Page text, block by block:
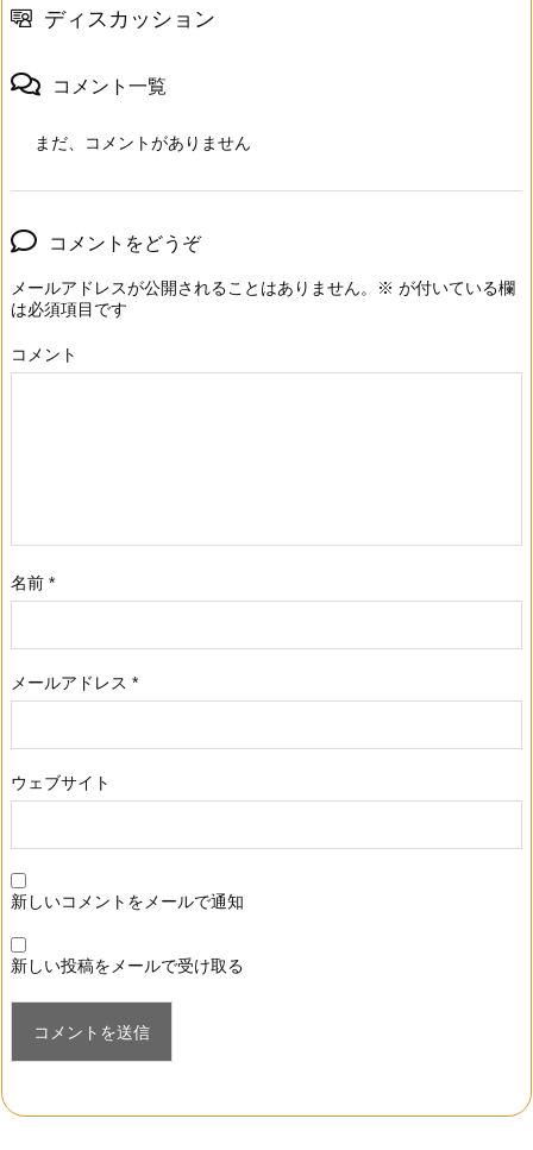
ディスカッション
コメント一覧
まだ、コメントがありません
コメントをどうぞ
メールアドレスが公開されることはありません。 ※ が付いている欄
は必須項目です
コメント
名前 *
メールアドレス *
ウェブサイト
新しいコメントをメールで通知
新しい投稿をメールで受け取る